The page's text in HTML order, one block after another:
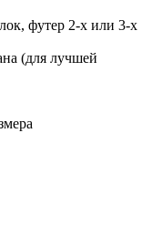
футер 2-х или 3-х
(для лучшей